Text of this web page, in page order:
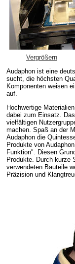
Vergrößern
Audaphon ist eine
sucht, die höchsten
Komponenten weisen
auf.
Hochwertige
dabei zum Einsatz.
vielfältigen
machen. Spaß an der
Audaphon die
Produkte von
Funktion". Diesen
Produkte. Durch kurze
verwendeten Bauteile
Präzision und